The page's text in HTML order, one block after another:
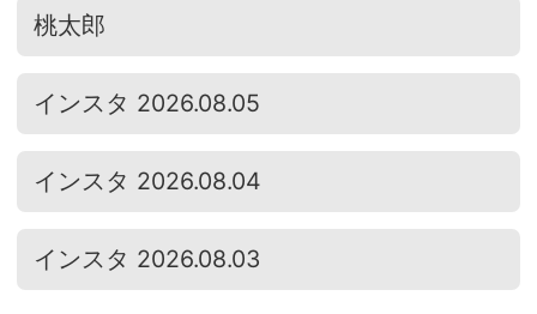
桃太郎
インスタ 2026.08.05
インスタ 2026.08.04
インスタ 2026.08.03